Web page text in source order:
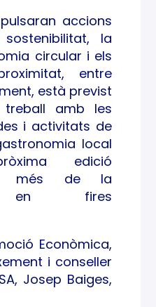
accions
la
circular i els
entre
està previst
amb les
i activitats de
local
edició
a més de la
en fires
Econòmica,
i conseller
Josep Baiges,